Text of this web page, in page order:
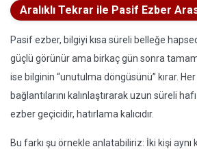
Aralıklı Tekrar ile Pasif Ezber
Pasif ezber, bilgiyi kısa süreli belleğe
güçlü görünür ama birkaç gün sonra
ise bilginin “unutulma döngüsünü” kırar.
bağlantılarını kalınlaştırarak uzun süreli
ezber geçicidir, hatırlama kalıcıdır.
Bu farkı şu örnekle anlatabiliriz: İki kişi aynı